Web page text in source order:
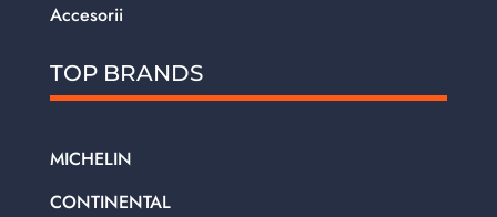
Accesorii
TOP BRANDS
MICHELIN
CONTINENTAL